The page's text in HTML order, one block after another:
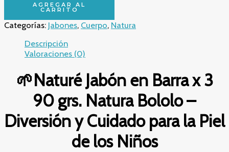
Jabón
en
Diversión
AGREGAR AL
CARRITO
Categorías: Jabones, Cuerpo, Natura
Descripción
Valoraciones (0)
🌱Naturé Jabón en Barra x 3
90 grs. Natura Bololo –
Diversión y Cuidado para la Piel
de los Niños